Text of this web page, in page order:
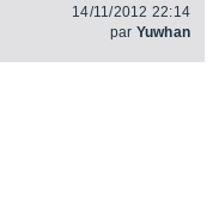
14/11/2012 22:14
par Yuwhan